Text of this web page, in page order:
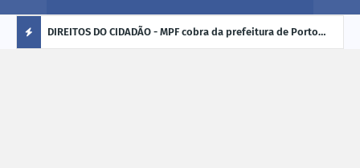
DIREITOS DO CIDADÃO - MPF cobra da prefeitura de Porto